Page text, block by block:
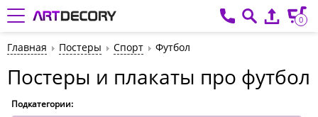
0
Главная Постеры Спорт Футбол
Постеры и плакаты про футбол
Подкатегории: